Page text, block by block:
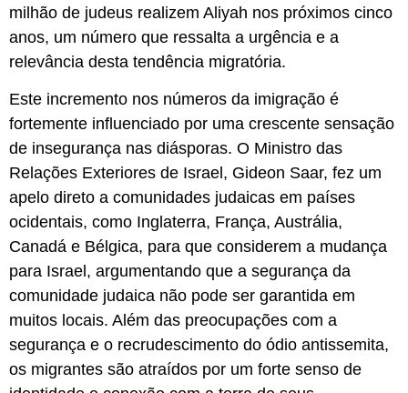
milhão de judeus realizem Aliyah nos próximos cinco
anos, um número que ressalta a urgência e a
relevância desta tendência migratória.
Este incremento nos números da imigração é
fortemente influenciado por uma crescente sensação
de insegurança nas diásporas. O Ministro das
Relações Exteriores de Israel, Gideon Saar, fez um
apelo direto a comunidades judaicas em países
ocidentais, como Inglaterra, França, Austrália,
Canadá e Bélgica, para que considerem a mudança
para Israel, argumentando que a segurança da
comunidade judaica não pode ser garantida em
muitos locais. Além das preocupações com a
segurança e o recrudescimento do ódio antissemita,
os migrantes são atraídos por um forte senso de